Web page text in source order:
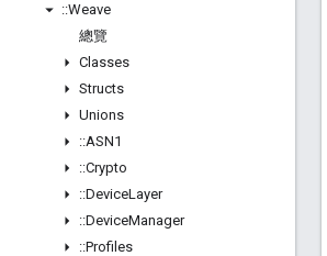
::Weave
總覽
Classes
Structs
Unions
::ASN1
::Crypto
::DeviceLayer
::DeviceManager
::Profiles